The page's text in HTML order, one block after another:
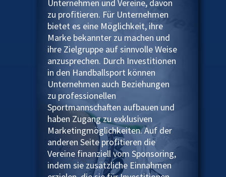
Unternehmen und Vereine, davon
zu profitieren. Für Unternehmen
bietet es eine Möglichkeit, ihre
Marke bekannter zu machen und
ihre Zielgruppe auf sinnvolle Weise
anzusprechen. Durch Investitionen
in den Handballsport können
Unternehmen auch Beziehungen
zu professionellen
Sportmannschaften aufbauen und
haben Zugang zu exklusiven
Marketingmöglichkeiten. Auf der
anderen Seite profitieren die
Vereine finanziell vom Sponsoring,
indem sie zusätzliche Einnahmen